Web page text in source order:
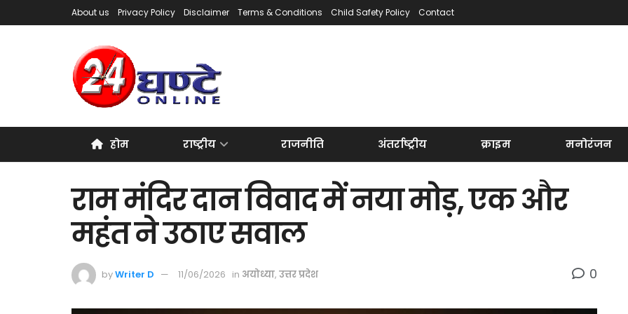
About us Privacy Policy Disclaimer Terms & Conditions Child Safety Policy Contact
होम राष्ट्रीय राजनीति अंतर्राष्ट्रीय क्राइम मनोरंजन
राम मंदिर दान विवाद में नया मोड़, एक और
महंत ने उठाए सवाल
byWriter D 11/06/2026 in अयोध्या, उत्तर प्रदेश 0